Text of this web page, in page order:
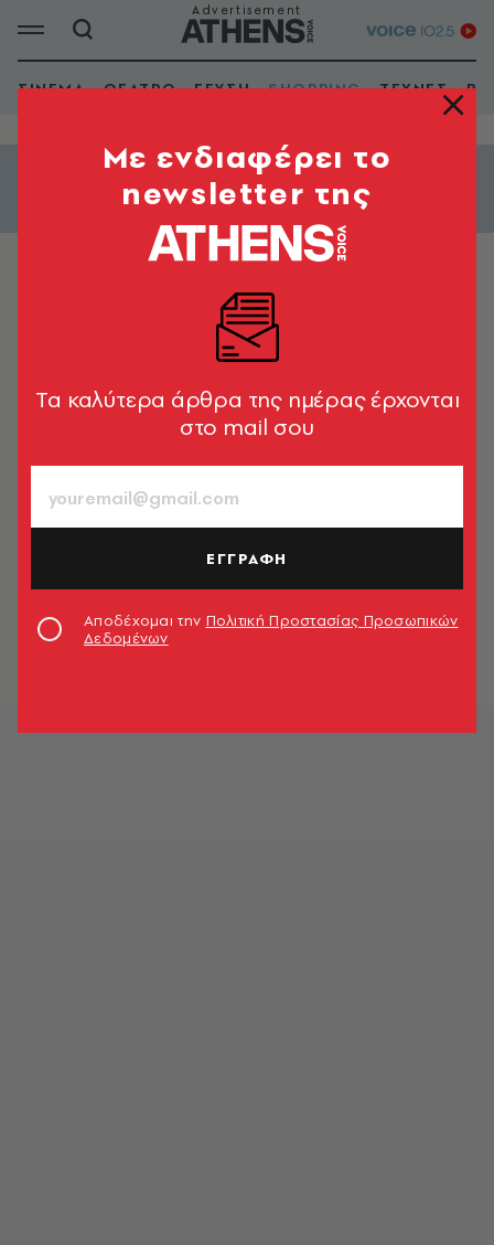
ΣΙΝΕΜΑ ΘΕΑΤΡΟ ΓΕΥΣΗ SHOPPING ΤΕΧΝΕΣ
Εμφάνιση φίλτρων
Mε ενδιαφέρει το
newsletter της
Tα καλύτερα άρθρα της ημέρας έρχονται
στο mail σου
ΕΓΓΡΑΦΗ
Αποδέχομαι την Πολιτική Προστασίας Προσωπικών
Δεδομένων